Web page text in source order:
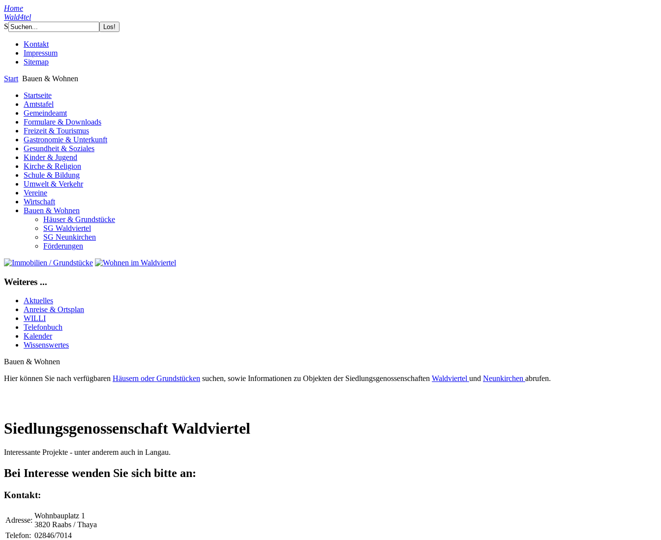
Home
Wald4tel
S
Kontakt
Impressum
Sitemap
Start Bauen & Wohnen
Startseite
Amtstafel
Gemeindeamt
Formulare & Downloads
Freizeit & Tourismus
Gastronomie & Unterkunft
Gesundheit & Soziales
Kinder & Jugend
Kirche & Religion
Schule & Bildung
Umwelt & Verkehr
Vereine
Wirtschaft
Bauen & Wohnen
Häuser & Grundstücke
SG Waldviertel
SG Neunkirchen
Förderungen
Weiteres ...
Aktuelles
Anreise & Ortsplan
WILLI
Telefonbuch
Kalender
Wissenswertes
Bauen & Wohnen
Hier können Sie nach verfügbaren Häusern oder Grundstücken suchen, sowie Informationen zu Objekten der Siedlungsgenossenschaften Waldviertel und Neunkirchen abrufen.
Siedlungsgenossenschaft Waldviertel
Interessante Projekte - unter anderem auch in Langau.
Bei Interesse wenden Sie sich bitte an:
Kontakt:
Adresse:
Wohnbauplatz 1
3820 Raabs / Thaya
Telefon: 02846/7014